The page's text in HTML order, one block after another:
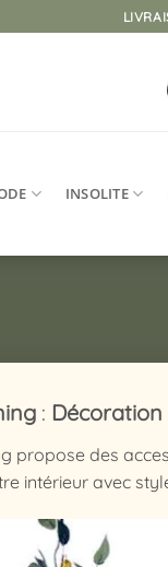
INSOLITE
:
propose des
intérieur avec